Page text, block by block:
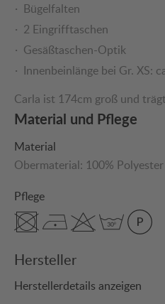
Bügelfalten
2 Eingrifftaschen
Gesäßtaschen-Optik
Innenbeinlänge bei Gr. XS:
Carla ist 174cm groß und
Material und Pflege
Material
Obermaterial: 100% Polyester
Pflege
Hersteller
Herstellerdetails anzeigen